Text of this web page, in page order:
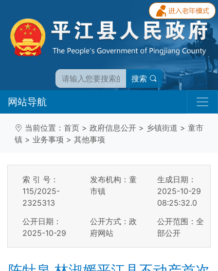
搜索
网站导航
当前位置： 首页 > 政府信息公开 > 乡镇街道 > 童市
镇 > 业务事项 > 其他事项
索 引 号：
115/2025-
2325313
发布机构：童
市镇
生成日期：
2025-10-29
08:25:32.0
公开日期：
2025-10-29
公开方式：政
府网站
公开范围：全
部公开